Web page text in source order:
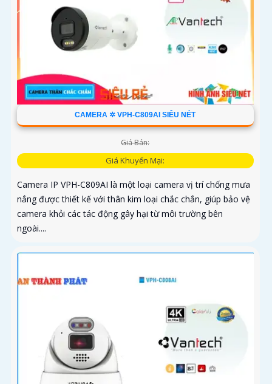
CAMERA ✲ VPH-C809AI SIÊU NÉT
Giá Bán:
Giá Khuyến Mại:
Camera IP VPH-C809AI là một loại camera vị trí chống mưa
nắng được thiết kế với thân kim loại chắc chắn, giúp bảo vệ
camera khỏi các tác động gây hại từ môi trường bên
ngoài....